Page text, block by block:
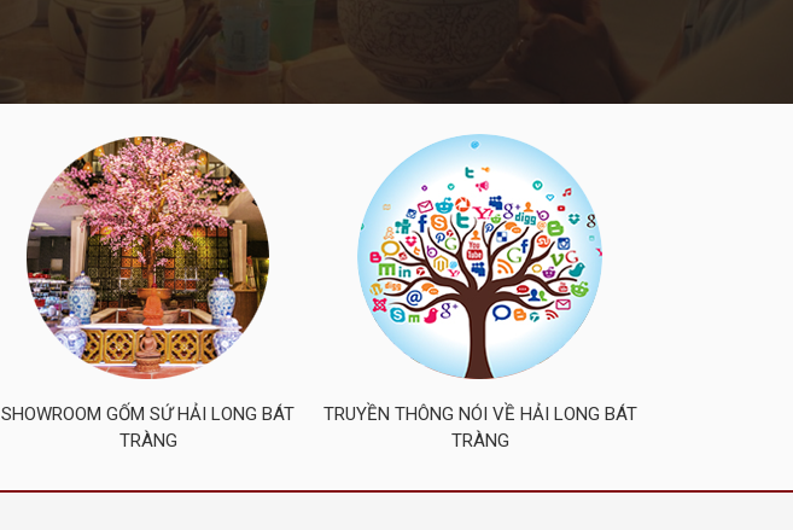
SHOWROOM GỐM SỨ HẢI LONG BÁT
TRÀNG
TRUYỀN THÔNG NÓI VỀ HẢI LONG BÁT
TRÀNG